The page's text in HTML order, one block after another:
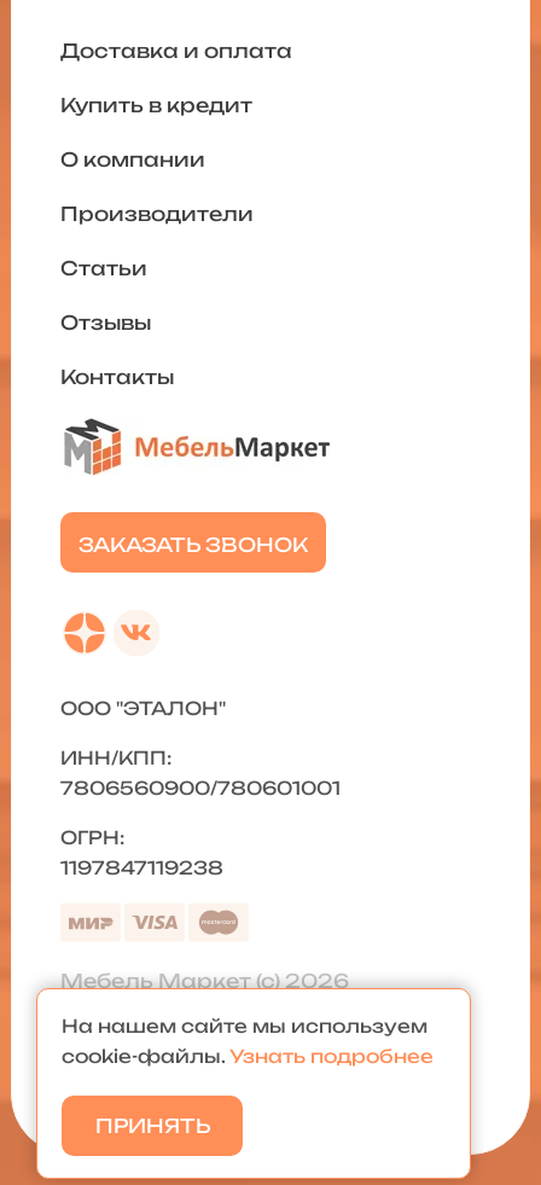
ЗАКАЗАТЬ ЗВОНОК
Доставка и оплата
Купить в кредит
О компании
Производители
Статьи
Отзывы
Контакты
ООО "ЭТАЛОН"
ИНН/КПП:
7806560900/780601001
ОГРН:
1197847119238
Мебель Маркет (с) 2026
Политика конфиденциальности
Карта сайта
На нашем сайте мы используем
cookie-файлы. Узнать подробнее
ПРИНЯТЬ